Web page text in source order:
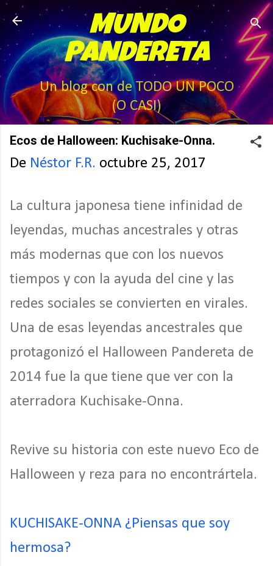
Ir al contenido principal
MUNDO
PANDERETA
Un blog con de TODO UN POCO
(O CASI)
Ecos de Halloween: Kuchisake-Onna.
De Néstor F.R. octubre 25, 2017
La cultura japonesa tiene infinidad de
leyendas, muchas ancestrales y otras
más modernas que con los nuevos
tiempos y con la ayuda del cine y las
redes sociales se convierten en virales.
Una de esas leyendas ancestrales que
protagonizó el Halloween Pandereta de
2014 fue la que tiene que ver con la
aterradora Kuchisake-Onna.
Revive su historia con este nuevo Eco de
Halloween y reza para no encontrártela.
KUCHISAKE-ONNA ¿Piensas que soy
hermosa?